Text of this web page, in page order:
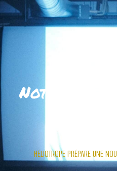
Notre site
HÉLIOTROPE PRÉPARE UNE